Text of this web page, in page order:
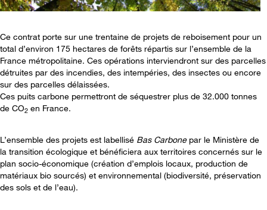
Ce contrat porte sur une trentaine de projets de reboisement pour un
total d’environ 175 hectares de forêts répartis sur l’ensemble de la
France métropolitaine. Ces opérations interviendront sur des parcelles
détruites par des incendies, des intempéries, des insectes ou encore
sur des parcelles délaissées.
Ces puits carbone permettront de séquestrer plus de 32.000 tonnes
de CO2 en France.
L’ensemble des projets est labellisé Bas Carbonepar le Ministère de
la transition écologique et bénéficiera aux territoires concernés sur le
plan socio-économique (création d’emplois locaux, production de
matériaux bio sourcés) et environnemental (biodiversité, préservation
des sols et de l’eau).